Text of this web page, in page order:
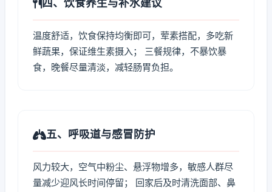
四、饮食养生与补水建议
温度舒适，饮食保持均衡即可，荤素搭配，多吃新
鲜蔬果，保证维生素摄入； 三餐规律，不暴饮暴
食，晚餐尽量清淡，减轻肠胃负担。
五、呼吸道与感冒防护
风力较大，空气中粉尘、悬浮物增多，敏感人群尽
量减少迎风长时间停留； 回家后及时清洗面部、鼻